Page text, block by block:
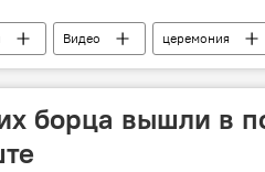
Видео церемония
борца вышли в